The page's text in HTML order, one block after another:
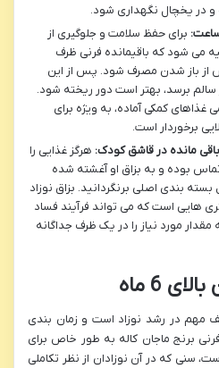
در یخچال نگهداری شود.
برای حفظ سلامت و جلوگیری از
می شود که باقیمانده فرنی ظرف
پس از باز شدن مصرف شود. پس از این
سالم برسد، بهتر است دور ریخته شود.
غذاهای کمکی آماده، به ویژه برای
برخوردار است.
مانده در قاشق کودک: هرگز غذایی را
بوده و به بزاق او آغشته شده
بندی اصلی برنگردانید. بزاق نوزاد
هایی است که می تواند فرآیند فساد
مورد نیاز را در یک ظرف جداگانه
6 ماه
در رشد نوزاد است و زمان بندی
برنج ماجان کاله به طور خاص برای
شده است، سنی که در آن نوزادان از نظر تکاملی